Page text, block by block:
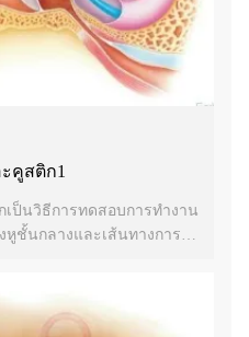
คูสติก1
ป็นวิธีการทดสอบการทำงาน
ชั้นกลางและเส้นทางการ